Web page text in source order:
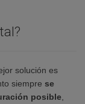
solución es
siempre se
posible